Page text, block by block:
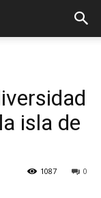
isla de
0
1087